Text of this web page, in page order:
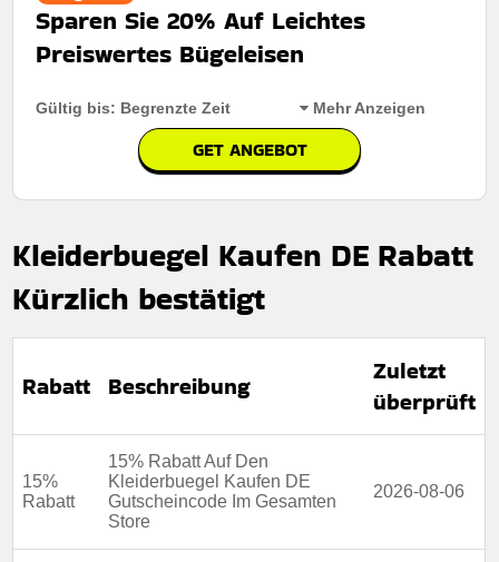
Art des Angebots:Zeitlich begrenztes angebot
Kumulierbar:Nicht mit anderen Aktionen kombinierbar
auf der website des händlers
Sparen Sie 20% Auf Leichtes
Preiswertes Bügeleisen
Gültig bis: Begrenzte Zeit Mehr Anzeigen
GET ANGEBOT
Mindestkaufbetrag: Keine Mindestausgaben
Berechtigung: Für alle kunden
Nicht mit anderen Aktionen kombinierbar
Die geschäftsbedingungen finden sie
Kleiderbuegel Kaufen DE Rabatt
Kürzlich bestätigt
Rabatt Beschreibung
Zuletzt
überprüft
15%
Rabatt
15% Rabatt Auf Den
Kleiderbuegel Kaufen DE
Gutscheincode Im Gesamten
Store
2026-08-06